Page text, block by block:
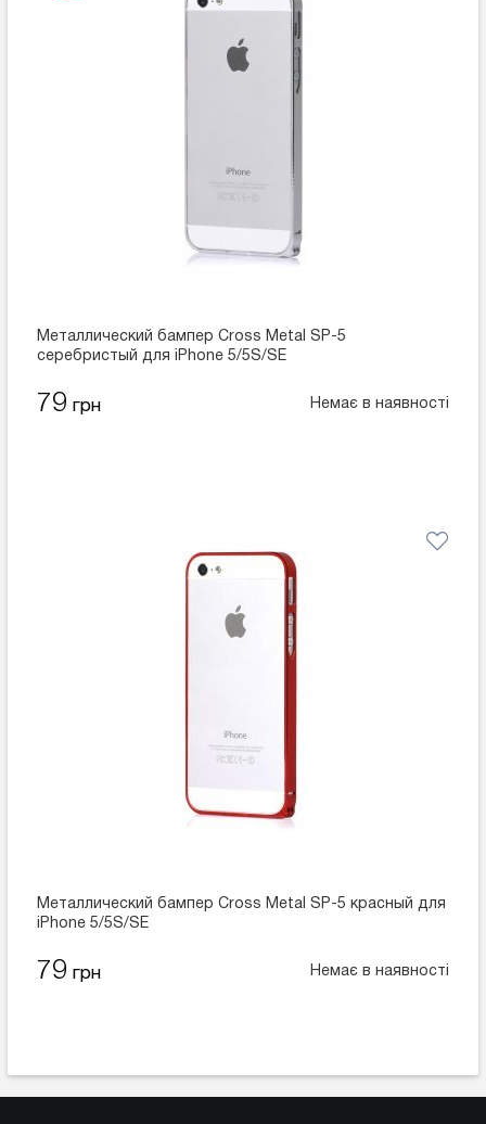
Металлический бампер Cross Metal SP-5
серебристый для iPhone 5/5S/SE
79 грн Немає в наявності
Металлический бампер Cross Metal SP-5 красный для
iPhone 5/5S/SE
79 грн Немає в наявності